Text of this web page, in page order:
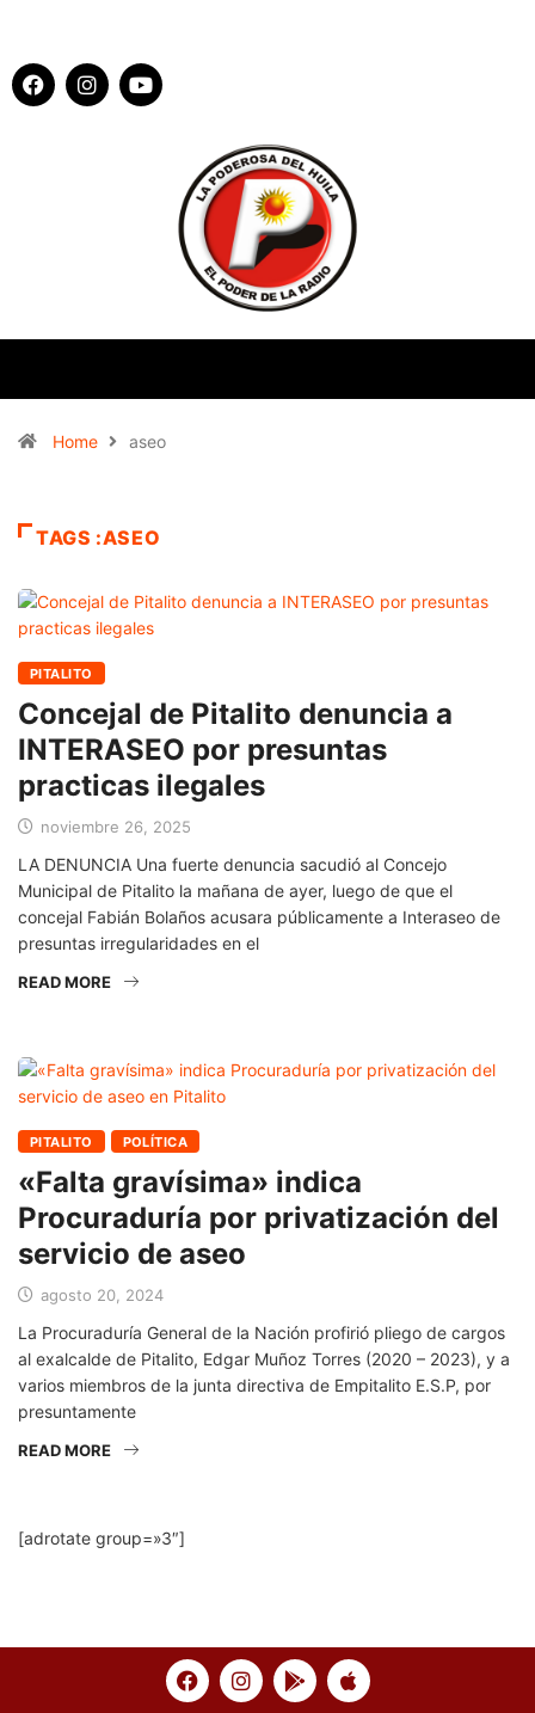
Home aseo
TAGS :ASEO
PITALITO
Concejal de Pitalito denuncia a
INTERASEO por presuntas
practicas ilegales
noviembre 26, 2025
LA DENUNCIA Una fuerte denuncia sacudió al Concejo
Municipal de Pitalito la mañana de ayer, luego de que el
concejal Fabián Bolaños acusara públicamente a Interaseo de
presuntas irregularidades en el
READ MORE
PITALITO POLÍTICA
«Falta gravísima» indica
Procuraduría por privatización del
servicio de aseo
agosto 20, 2024
La Procuraduría General de la Nación profirió pliego de cargos
al exalcalde de Pitalito, Edgar Muñoz Torres (2020 – 2023), y a
varios miembros de la junta directiva de Empitalito E.S.P, por
presuntamente
READ MORE
[adrotate group=»3″]